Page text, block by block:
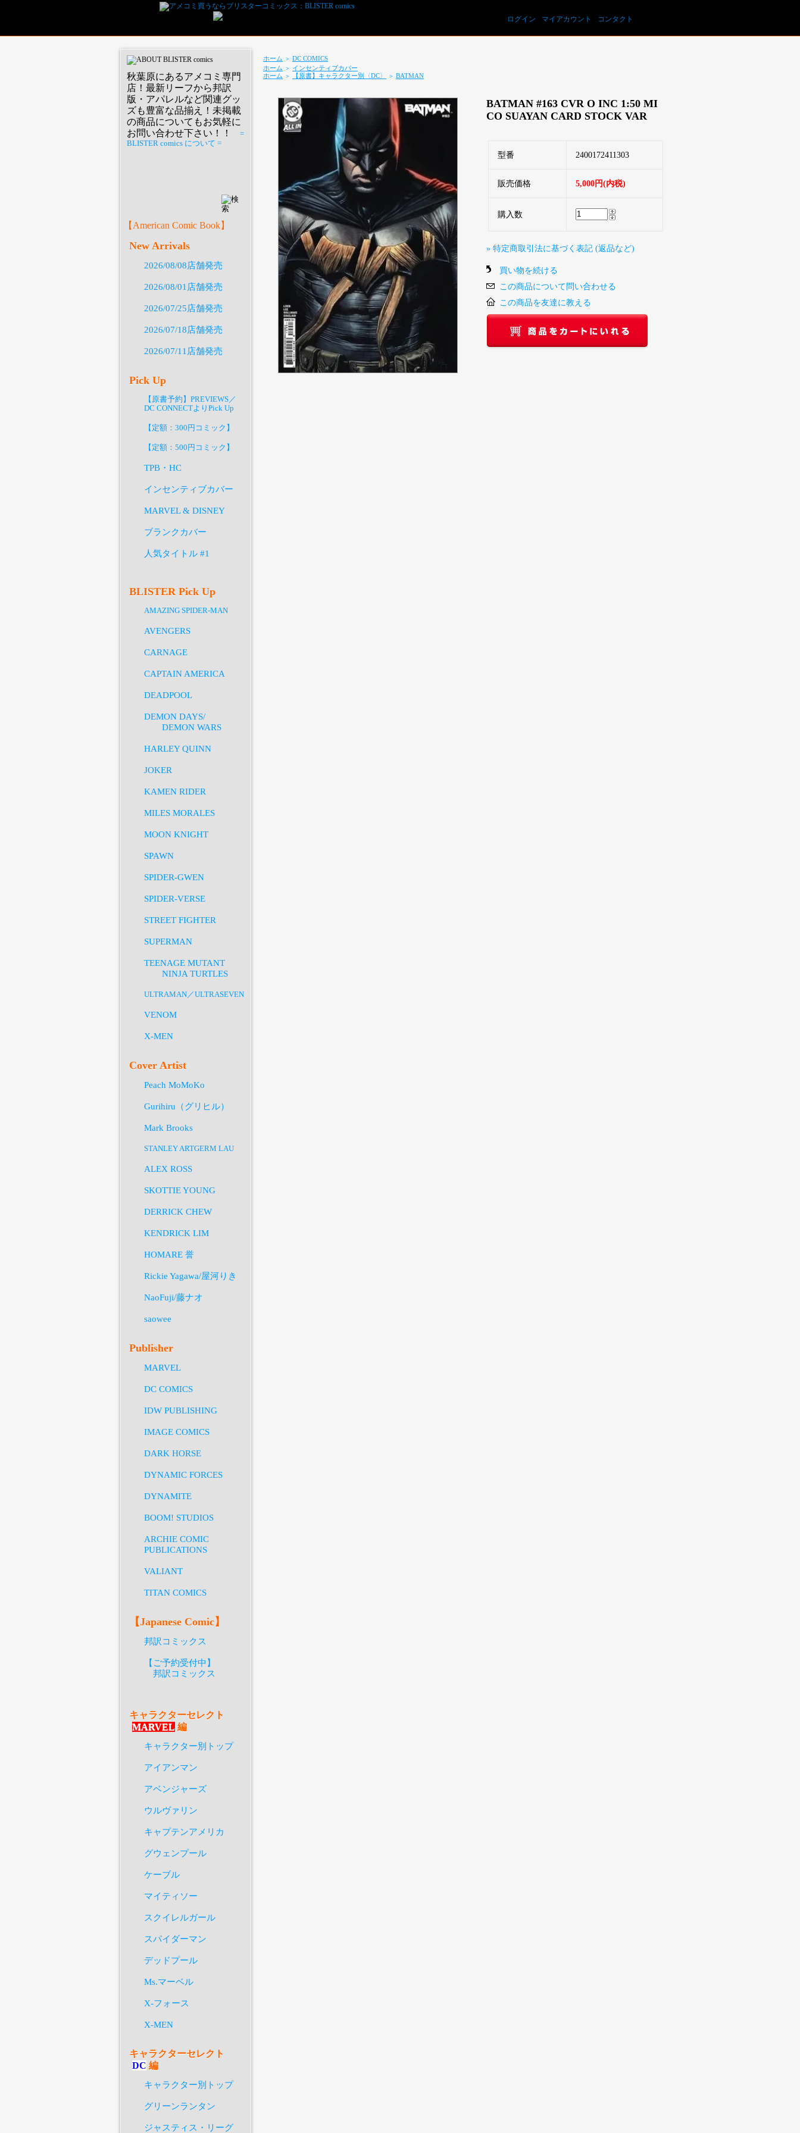
ログイン マイアカウント コンタクト
ホーム ＞ DC COMICS
ホーム ＞ インセンティブカバー
ホーム ＞ 【原書】キャラクター別〈DC〉 ＞ BATMAN
BATMAN #163 CVR O INC 1:50 MI
CO SUAYAN CARD STOCK VAR
型番 2400172411303
販売価格 5,000円(内税)
購入数
» 特定商取引法に基づく表記 (返品など)
買い物を続ける
この商品について問い合わせる
この商品を友達に教える
秋葉原にあるアメコミ専門
店！最新リーフから邦訳
版・アパレルなど関連グッ
ズも豊富な品揃え！未掲載
の商品についてもお気軽に
お問い合わせ下さい！！
=
BLISTER comics について =
PREVIEWS予約オーダー用紙ダウンロード
【American Comic Book】
New Arrivals
2026/08/08店舗発売
2026/08/01店舗発売
2026/07/25店舗発売
2026/07/18店舗発売
2026/07/11店舗発売
Pick Up
【原書予約】PREVIEWS／
DC CONNECTよりPick Up
【定額：300円コミック】
【定額：500円コミック】
TPB・HC
インセンティブカバー
MARVEL & DISNEY
ブランクカバー
人気タイトル #1
BLISTER Pick Up
AMAZING SPIDER-MAN
AVENGERS
CARNAGE
CAPTAIN AMERICA
DEADPOOL
DEMON DAYS/
DEMON WARS
HARLEY QUINN
JOKER
KAMEN RIDER
MILES MORALES
MOON KNIGHT
SPAWN
SPIDER-GWEN
SPIDER-VERSE
STREET FIGHTER
SUPERMAN
TEENAGE MUTANT
NINJA TURTLES
ULTRAMAN／ULTRASEVEN
VENOM
X-MEN
Cover Artist
Peach MoMoKo
Gurihiru（グリヒル）
Mark Brooks
STANLEY ARTGERM LAU
ALEX ROSS
SKOTTIE YOUNG
DERRICK CHEW
KENDRICK LIM
HOMARE 誉
Rickie Yagawa/屋河りき
NaoFuji/藤ナオ
saowee
Publisher
MARVEL
DC COMICS
IDW PUBLISHING
IMAGE COMICS
DARK HORSE
DYNAMIC FORCES
DYNAMITE
BOOM! STUDIOS
ARCHIE COMIC
PUBLICATIONS
VALIANT
TITAN COMICS
【Japanese Comic】
邦訳コミックス
【ご予約受付中】
邦訳コミックス
キャラクターセレクト
MARVEL 編
キャラクター別トップ
アイアンマン
アベンジャーズ
ウルヴァリン
キャプテンアメリカ
グウェンプール
ケーブル
マイティソー
スクイレルガール
スパイダーマン
デッドプール
Ms.マーベル
X-フォース
X-MEN
キャラクターセレクト
DC 編
キャラクター別トップ
グリーンランタン
ジャスティス・リーグ